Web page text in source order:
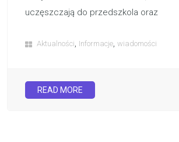
uczęszczają do przedszkola oraz
Aktualności, Informacje, wiadomości
READ MORE